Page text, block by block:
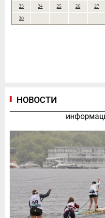
23 24 25 26 27
30
НОВОСТИ